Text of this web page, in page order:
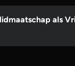
als